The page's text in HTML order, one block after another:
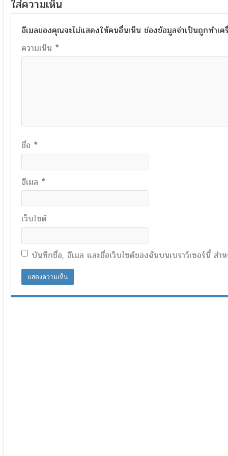
ใส่ความเห็น
อีเมลของคุณจะไม่แสดงให้คนอื่นเห็น ช่องข้อมูลจำเป็นถูกทำเค
ความเห็น *
ชื่อ *
อีเมล *
เว็บไซต์
บันทึกชื่อ, อีเมล และชื่อเว็บไซต์ของฉันบนเบราว์เซอร์นี้ สำ